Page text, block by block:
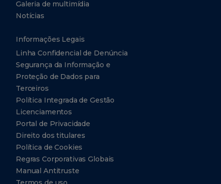
Galeria de multimídia
Notícias
Informações Legais
Linha Confidencial de Denúncia
Segurança da Informação e
Proteção de Dados para
Terceiros
Política Integrada de Gestão
Licenciamentos
Portal de Privacidade
Direito dos titulares
Política de Cookies
Regras Corporativas Globais
Manual Antitruste